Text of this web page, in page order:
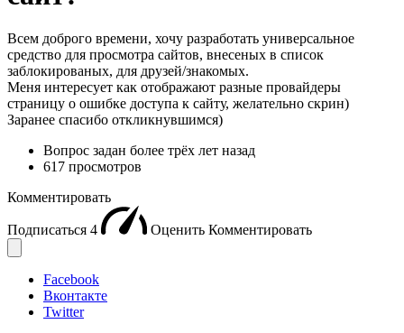
Всем доброго времени, хочу разработать универсальное
средство для просмотра сайтов, внесеных в список
заблокированых, для друзей/знакомых.
Меня интересует как отображают разные провайдеры
страницу о ошибке доступа к сайту, желательно скрин)
Заранее спасибо откликнувшимся)
Вопрос задан более трёх лет назад
617 просмотров
Комментировать
Подписаться 4 Оценить Комментировать
Facebook
Вконтакте
Twitter